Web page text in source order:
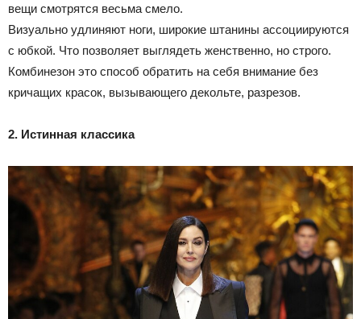
вещи смотрятся весьма смело.
Визуально удлиняют ноги, широкие штанины ассоциируются
с юбкой. Что позволяет выглядеть женственно, но строго.
Комбинезон это способ обратить на себя внимание без
кричащих красок, вызывающего декольте, разрезов.
2. Истинная классика